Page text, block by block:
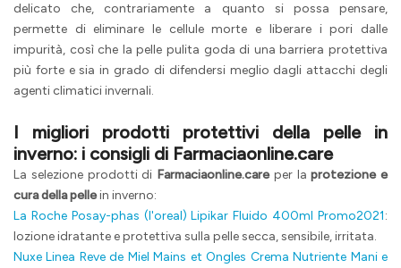
delicato che, contrariamente a quanto si possa pensare,
permette di eliminare le cellule morte e liberare i pori dalle
impurità, così che la pelle pulita goda di una barriera protettiva
più forte e sia in grado di difendersi meglio dagli attacchi degli
agenti climatici invernali.
I migliori prodotti protettivi della pelle in
inverno: i consigli di Farmaciaonline.care
La selezione prodotti di Farmaciaonline.careper laprotezione e
cura della pellein inverno:
La Roche Posay-phas (l'oreal) Lipikar Fluido 400ml Promo2021:
lozione idratante e protettiva sulla pelle secca, sensibile, irritata.
Nuxe Linea Reve de Miel Mains et Ongles Crema Nutriente Mani e